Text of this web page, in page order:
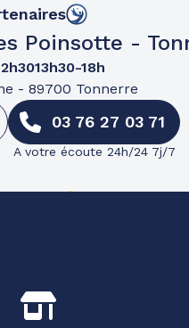
Poinsotte -
13h30-18h
- 89700 Tonnerre
03 76 27 03 71
A votre écoute 24h/24 7j/7
03 86 83 85 94